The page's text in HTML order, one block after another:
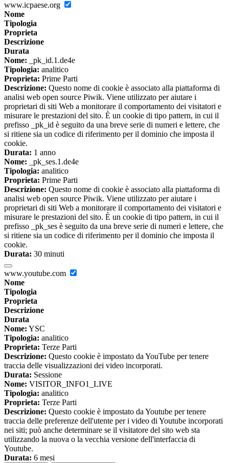
www.icpaese.org
Nome
Tipologia
Proprieta
Descrizione
Durata
Nome: _pk_id.1.de4e
Tipologia: analitico
Proprieta: Prime Parti
Descrizione: Questo nome di cookie è associato alla piattaforma di
analisi web open source Piwik. Viene utilizzato per aiutare i
proprietari di siti Web a monitorare il comportamento dei visitatori e
misurare le prestazioni del sito. È un cookie di tipo pattern, in cui il
prefisso _pk_id è seguito da una breve serie di numeri e lettere, che
si ritiene sia un codice di riferimento per il dominio che imposta il
cookie.
Durata: 1 anno
Nome: _pk_ses.1.de4e
Tipologia: analitico
Proprieta: Prime Parti
Descrizione: Questo nome di cookie è associato alla piattaforma di
analisi web open source Piwik. Viene utilizzato per aiutare i
proprietari di siti Web a monitorare il comportamento dei visitatori e
misurare le prestazioni del sito. È un cookie di tipo pattern, in cui il
prefisso _pk_ses è seguito da una breve serie di numeri e lettere, che
si ritiene sia un codice di riferimento per il dominio che imposta il
cookie.
Durata: 30 minuti
www.youtube.com
Nome
Tipologia
Proprieta
Descrizione
Durata
Nome: YSC
Tipologia: analitico
Proprieta: Terze Parti
Descrizione: Questo cookie è impostato da YouTube per tenere
traccia delle visualizzazioni dei video incorporati.
Durata: Sessione
Nome: VISITOR_INFO1_LIVE
Tipologia: analitico
Proprieta: Terze Parti
Descrizione: Questo cookie è impostato da Youtube per tenere
traccia delle preferenze dell'utente per i video di Youtube incorporati
nei siti; può anche determinare se il visitatore del sito web sta
utilizzando la nuova o la vecchia versione dell'interfaccia di
Youtube.
Durata: 6 mesi